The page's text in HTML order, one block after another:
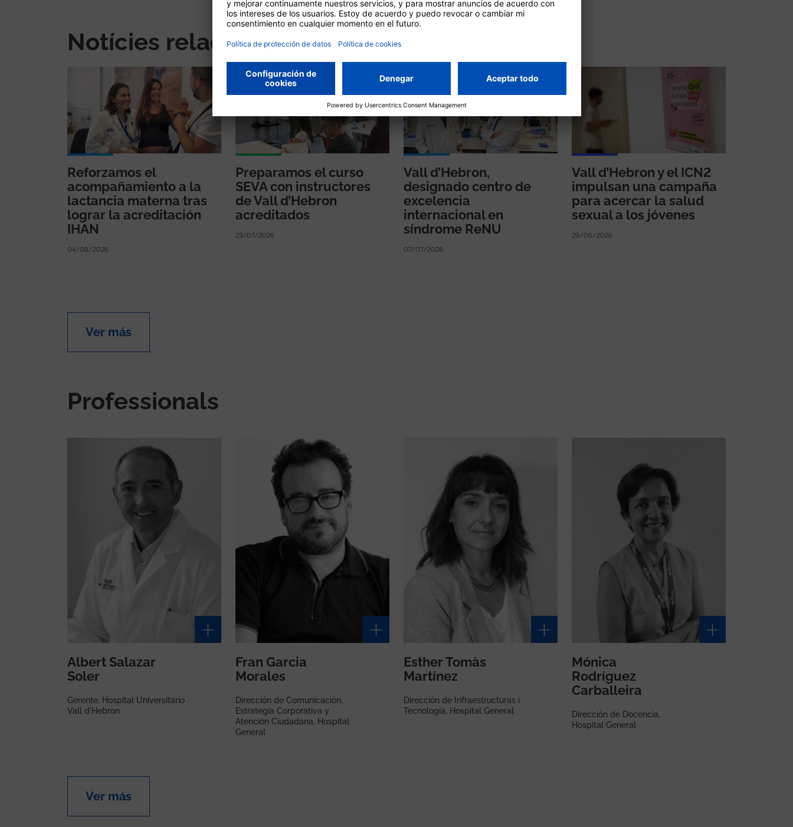
Notícies relacionades
Reforzamos el
acompañamiento a la
lactancia materna tras
lograr la acreditación
IHAN
04/08/2026
Preparamos el curso
SEVA con instructores
de Vall d’Hebron
acreditados
23/07/2026
Vall d’Hebron,
designado centro de
excelencia
internacional en
síndrome ReNU
07/07/2026
Vall d’Hebron y el ICN2
impulsan una campaña
para acercar la salud
sexual a los jóvenes
29/06/2026
Ver más
Professionals
Albert Salazar
Soler
Gerente, Hospital Universitario
Vall d'Hebron
Fran Garcia
Morales
Dirección de Comunicación,
Estrategia Corporativa y
Atención Ciudadana, Hospital
General
Esther Tomàs
Martínez
Dirección de Infraestructuras i
Tecnología, Hospital General
Mónica
Rodríguez
Carballeira
Dirección de Docencia,
Hospital General
Ver más